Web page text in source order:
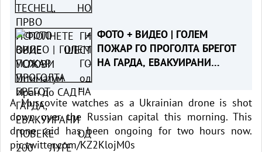
ФОТО + ВИДЕО | ГОЛЕМ
ПОЖАР ГО ПРОГОЛТА БРЕГОТ
НА ГАРДА, ЕВАКУИРАНИ
Италија
A Muscovite watches as a Ukrainian drone is shot
down over the Russian capital this morning. This
drone raid has been ongoing for two hours now.
pic.twitter.com/KZ2KlojM0s